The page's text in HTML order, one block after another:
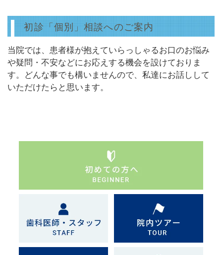
初診「個別」相談へのご案内
当院では、患者様が抱えていらっしゃるお口のお悩み
や疑問・不安などにお応えする機会を設けておりま
す。どんな事でも構いませんので、私達にお話しして
いただけたらと思います。